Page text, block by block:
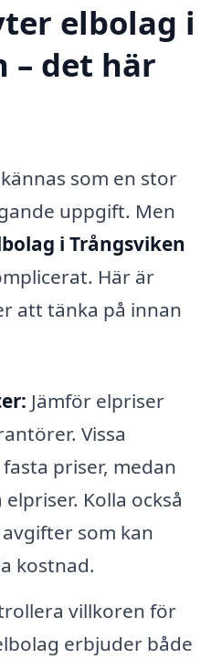
elbolag i
– det här
som en stor
uppgift. Men
i Trångsviken
Här är
att tänka på innan
Jämför elpriser
Vissa
priser, medan
Kolla också
som kan
kostnad.
villkoren för
erbjuder både